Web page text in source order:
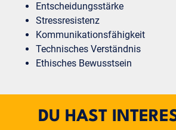
Entscheidungsstärke
Stressresistenz
Kommunikationsfähigkeit
Technisches Verständnis
Ethisches Bewusstsein
DU HAST